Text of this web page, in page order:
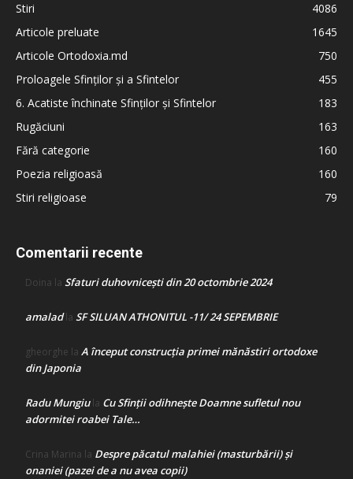
Stiri
4086
Articole preluate
1645
Articole Ortodoxia.md
750
Proloagele Sfinților și a Sfintelor
455
6. Acatiste închinate Sfinților și Sfintelor
183
Rugăciuni
163
Fără categorie
160
Poezia religioasă
160
Stiri religioase
79
Comentarii recente
Doina la Sfaturi duhovnicești din 20 octombrie 2024
amaladla SF SILUAN ATHONITUL -11/ 24 SEPEMBRIE
gheorghe la A început construcţia primei mănăstiri ortodoxe
din Japonia
Radu Mungiula Cu Sfinții odihnește Doamne sufletul nou
adormitei roabei Tale…
Crina Marina la Despre păcatul malahiei (masturbării) şi
onaniei (pazei de a nu avea copii)